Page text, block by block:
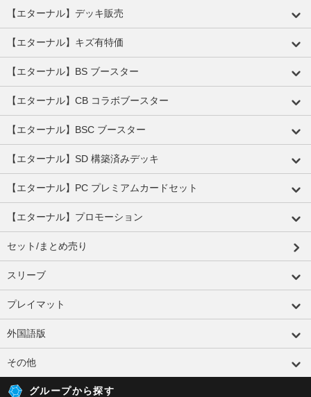
【エターナル】デッキ販売
【エターナル】キズ有特価
【エターナル】BS ブースター
【エターナル】CB コラボブースター
【エターナル】BSC ブースター
【エターナル】SD 構築済みデッキ
【エターナル】PC プレミアムカードセット
【エターナル】プロモーション
セット/まとめ売り
スリーブ
プレイマット
外国語版
その他
グループから探す